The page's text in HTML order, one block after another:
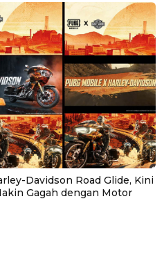
Davidson Road Glide, Kini
Gagah dengan Motor